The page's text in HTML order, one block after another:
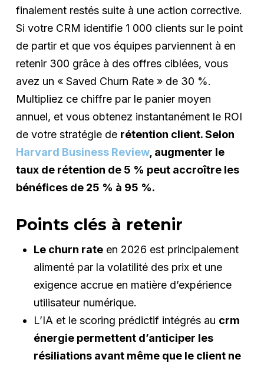
finalement restés suite à une action corrective.
Si votre CRM identifie 1 000 clients sur le point
de partir et que vos équipes parviennent à en
retenir 300 grâce à des offres ciblées, vous
avez un « Saved Churn Rate » de 30 %.
Multipliez ce chiffre par le panier moyen
annuel, et vous obtenez instantanément le ROI
de votre stratégie de rétention client. Selon
Harvard Business Review, augmenter le
taux de rétention de 5 % peut accroître les
bénéfices de 25 % à 95 %.
Points clés à retenir
Le churn rateen 2026 est principalement
alimenté par la volatilité des prix et une
exigence accrue en matière d’expérience
utilisateur numérique.
L’IA et le scoring prédictif intégrés au crm
énergie permettent d’anticiper les
résiliations avant même que le client ne